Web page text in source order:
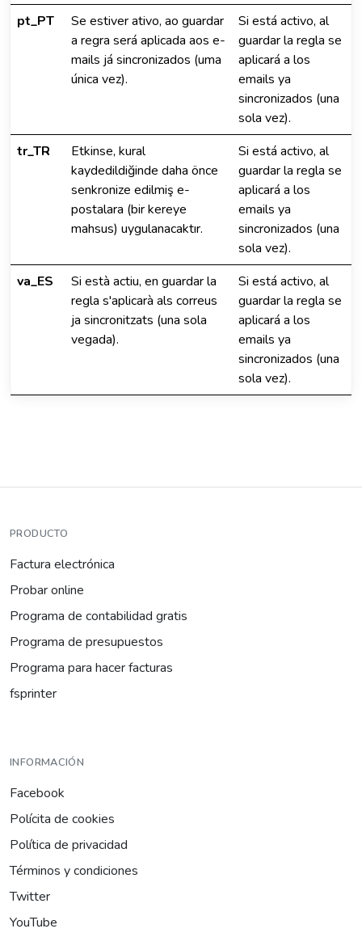
pt_PT
Se estiver ativo, ao guardar
a regra será aplicada aos e-
mails já sincronizados (uma
única vez).
Si está activo, al
guardar la regla se
aplicará a los
emails ya
sincronizados (una
sola vez).
tr_TR
Etkinse, kural
kaydedildiğinde daha önce
senkronize edilmiş e-
postalara (bir kereye
mahsus) uygulanacaktır.
Si está activo, al
guardar la regla se
aplicará a los
emails ya
sincronizados (una
sola vez).
va_ES
Si està actiu, en guardar la
regla s'aplicarà als correus
ja sincronitzats (una sola
vegada).
Si está activo, al
guardar la regla se
aplicará a los
emails ya
sincronizados (una
sola vez).
PRODUCTO
Factura electrónica
Probar online
Programa de contabilidad gratis
Programa de presupuestos
Programa para hacer facturas
fsprinter
INFORMACIÓN
Facebook
Polícita de cookies
Política de privacidad
Términos y condiciones
Twitter
YouTube